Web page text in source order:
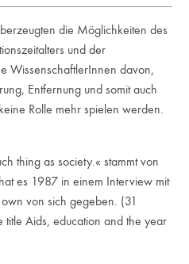
die Möglichkeiten des
und der
WissenschaftlerInnen davon,
Entfernung und somit auch
Rolle mehr spielen werden.
thing as society.« stammt von
es 1987 in einem Interview mit
von sich gegeben. (31
Aids, education and the year